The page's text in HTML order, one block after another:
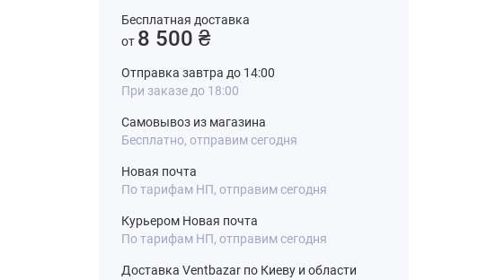
Бесплатная доставка
от 8 500 ₴
Отправка завтра до 14:00
При заказе до 18:00
Самовывоз из магазина
Бесплатно, отправим сегодня
Новая почта
По тарифам НП, отправим сегодня
Курьером Новая почта
По тарифам НП, отправим сегодня
Доставка Ventbazar по Киеву и области